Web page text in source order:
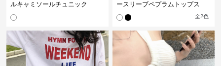
ルキャミソールチュニック
ースリーブペプラムトップス
全2色